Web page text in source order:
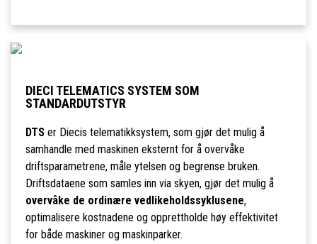
DIECI TELEMATICS SYSTEM SOM
STANDARDUTSTYR
DTSer Diecis telematikksystem, som gjør det mulig å
samhandle med maskinen eksternt for å overvåke
driftsparametrene, måle ytelsen og begrense bruken.
Driftsdataene som samles inn via skyen, gjør det mulig å
overvåke de ordinære vedlikeholdssyklusene,
optimalisere kostnadene og opprettholde høy effektivitet
for både maskiner og maskinparker.